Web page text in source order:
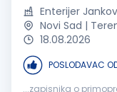
Enterijer
Novi Sad |
18.08.2026
POSLODAVAC
...zapisnika o